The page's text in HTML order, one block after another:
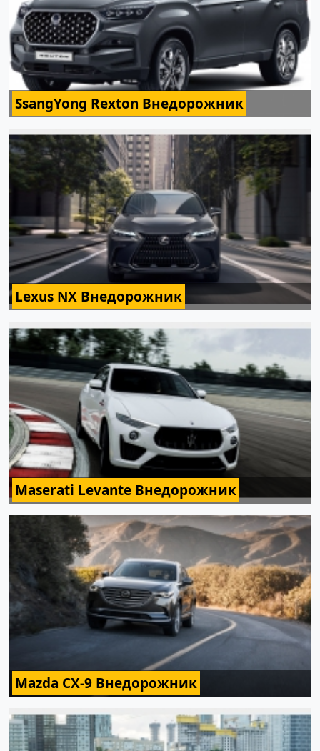
SsangYong Rexton Внедорожник
Lexus NX Внедорожник
Maserati Levante Внедорожник
Mazda CX-9 Внедорожник